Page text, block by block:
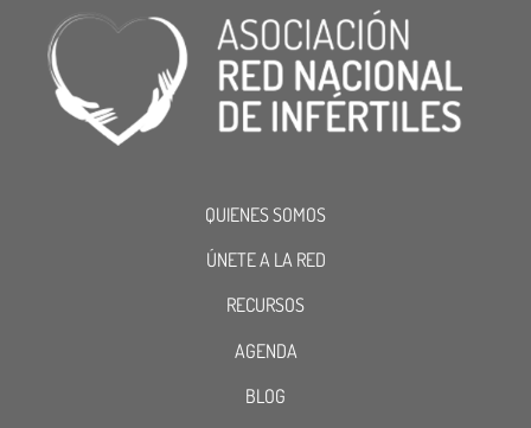
QUIENES SOMOS
ÚNETE A LA RED
RECURSOS
AGENDA
BLOG